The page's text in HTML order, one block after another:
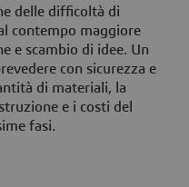
delle difficoltà di
contempo maggiore
e scambio di idee. Un
con sicurezza e
di materiali, la
e i costi del
fasi.